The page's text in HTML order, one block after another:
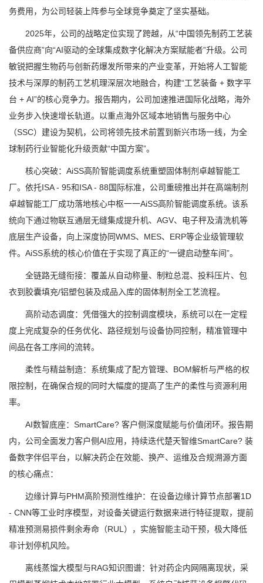
务费用，为公司轻装上阵参与全球竞争奠定了坚实基础。
2025年，公司的战略定位实现了跨越，从“中国领先制药工艺装
备供应商”向“AI驱动的全球集成数字化解决方案赋能者”升级。公司
敏锐把握生物药与创新药爆发所带来的产业变革，开始将人工智能
技术与深厚的制药工艺机理深层次地融合，构建“工艺装备 + 数字平
台 + AI”的核心竞争力。报告期内，公司加速推进国际化战略，海外
业务步入快速增长轨道。以重点海外区域本地销售与服务中心
（SSC）建设为契机，公司将领先技术前置到新兴市场一线，为全
球制药行业智能化升级贡献“中国方案”。
核心突破：AiSS高阶智能调度系统重塑固体制剂卓越智能工
厂。依托ISA - 95和ISA - 88国际标准，公司重磅推出并在高端制剂
卓越智能工厂成功落地核心中枢一一AiSS高阶智能调度系统。该系
统向下通过物联互通层无缝集成提升机、AGV、电子秤及清洗机等
底层生产设备，向上深度协同WMS、MES、ERP等企业级管理软
件。AiSS系统的核心价值在于实现了真正的“一键启动整车间”。
全链路无缝衔接：覆盖从自动称量、制粒总混、投料压片、包
衣到胶囊填充/铝塑包装及成品入库的固体制剂全工艺流程。
高阶动态调度：凭借强大的控制调度模块，系统可以在一定程
度上完成复杂的任务优化、路径规划与设备协同控制，精准管理中
间品在各工序间的流转。
柔性与精益制造：系统集成了配方管理、BOM解析与严格的权
限控制，在确保合规的同时大幅度的提高了生产的柔性与资源利用
率。
AI数智底座：SmartCare? 客户侧深度赋能与价值闭环。报告期
内，公司全面发力客户侧AI应用，持续迭代楚天智维SmartCare? 装
备数字伴侣平台，以解决药企在效能、换产、运维及合规溯源方面
的核心痛点：
边缘计算与PHM高阶预测性维护：在设备边缘计算节点部署1D
- CNN等工业时序模型，对设备关键运行数据来进行特征提取，提前
精准预测易损件剩余寿命（RUL），实施智能主动干预，极大降低
非计划停机风险。
离线蒸馏大模型与RAG知识图谱：针对药企内网隔离现状，采